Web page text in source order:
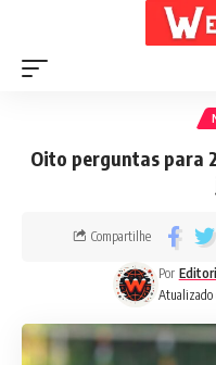
Oito perguntas para
Atualizado
Por
Compartilhe